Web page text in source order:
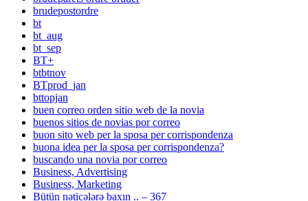
brudepostordre
bt
bt_aug
bt_sep
BT+
btbtnov
BTprod_jan
bttopjan
buen correo orden sitio web de la novia
buenos sitios de novias por correo
buon sito web per la sposa per corrispondenza
buona idea per la sposa per corrispondenza?
buscando una novia por correo
Business, Advertising
Business, Marketing
Bütün nəticələrə baxın .. – 367